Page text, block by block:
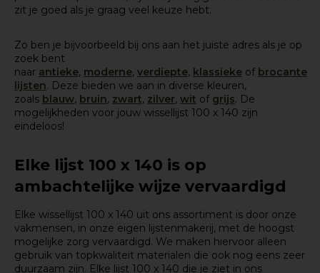
zit je goed als je graag veel keuze hebt.
Zo ben je bijvoorbeeld bij ons aan het juiste adres als je op
zoek bent
naar antieke, moderne, verdiepte, klassieke of brocante
lijsten. Deze bieden we aan in diverse kleuren,
zoals blauw, bruin, zwart, zilver, wit of grijs. De
mogelijkheden voor jouw wissellijst 100 x 140 zijn
eindeloos!
Elke lijst 100 x 140 is op
ambachtelijke wijze vervaardigd
Elke wissellijst 100 x 140 uit ons assortiment is door onze
vakmensen, in onze eigen lijstenmakerij, met de hoogst
mogelijke zorg vervaardigd. We maken hiervoor alleen
gebruik van topkwaliteit materialen die ook nog eens zeer
duurzaam zijn. Elke lijst 100 x 140 die je ziet in ons